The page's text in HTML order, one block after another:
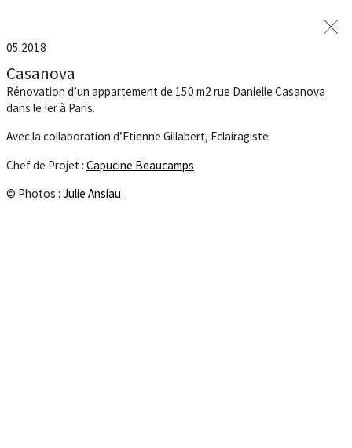
05.2018
Casanova
Rénovation d’un appartement de 150 m2 rue Danielle Casanova
dans le Ier à Paris.
Avec la collaboration d’Etienne Gillabert, Eclairagiste
Chef de Projet : Capucine Beaucamps
© Photos : Julie Ansiau